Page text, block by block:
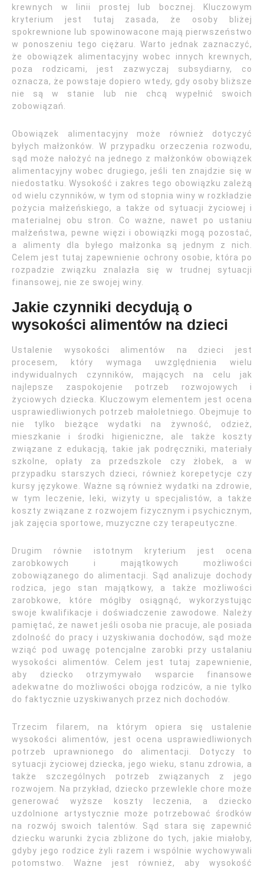
krewnych w linii prostej lub bocznej. Kluczowym
kryterium jest tutaj zasada, że osoby bliżej
spokrewnione lub spowinowacone mają pierwszeństwo
w ponoszeniu tego ciężaru. Warto jednak zaznaczyć,
że obowiązek alimentacyjny wobec innych krewnych,
poza rodzicami, jest zazwyczaj subsydiarny, co
oznacza, że powstaje dopiero wtedy, gdy osoby bliższe
nie są w stanie lub nie chcą wypełnić swoich
zobowiązań.
Obowiązek alimentacyjny może również dotyczyć
byłych małżonków. W przypadku orzeczenia rozwodu,
sąd może nałożyć na jednego z małżonków obowiązek
alimentacyjny wobec drugiego, jeśli ten znajdzie się w
niedostatku. Wysokość i zakres tego obowiązku zależą
od wielu czynników, w tym od stopnia winy w rozkładzie
pożycia małżeńskiego, a także od sytuacji życiowej i
materialnej obu stron. Co ważne, nawet po ustaniu
małżeństwa, pewne więzi i obowiązki mogą pozostać,
a alimenty dla byłego małżonka są jednym z nich.
Celem jest tutaj zapewnienie ochrony osobie, która po
rozpadzie związku znalazła się w trudnej sytuacji
finansowej, nie ze swojej winy.
Jakie czynniki decydują o
wysokości alimentów na dzieci
Ustalenie wysokości alimentów na dzieci jest
procesem, który wymaga uwzględnienia wielu
indywidualnych czynników, mających na celu jak
najlepsze zaspokojenie potrzeb rozwojowych i
życiowych dziecka. Kluczowym elementem jest ocena
usprawiedliwionych potrzeb małoletniego. Obejmuje to
nie tylko bieżące wydatki na żywność, odzież,
mieszkanie i środki higieniczne, ale także koszty
związane z edukacją, takie jak podręczniki, materiały
szkolne, opłaty za przedszkole czy żłobek, a w
przypadku starszych dzieci, również korepetycje czy
kursy językowe. Ważne są również wydatki na zdrowie,
w tym leczenie, leki, wizyty u specjalistów, a także
koszty związane z rozwojem fizycznym i psychicznym,
jak zajęcia sportowe, muzyczne czy terapeutyczne.
Drugim równie istotnym kryterium jest ocena
zarobkowych i majątkowych możliwości
zobowiązanego do alimentacji. Sąd analizuje dochody
rodzica, jego stan majątkowy, a także możliwości
zarobkowe, które mógłby osiągnąć, wykorzystując
swoje kwalifikacje i doświadczenie zawodowe. Należy
pamiętać, że nawet jeśli osoba nie pracuje, ale posiada
zdolność do pracy i uzyskiwania dochodów, sąd może
wziąć pod uwagę potencjalne zarobki przy ustalaniu
wysokości alimentów. Celem jest tutaj zapewnienie,
aby dziecko otrzymywało wsparcie finansowe
adekwatne do możliwości obojga rodziców, a nie tylko
do faktycznie uzyskiwanych przez nich dochodów.
Trzecim filarem, na którym opiera się ustalenie
wysokości alimentów, jest ocena usprawiedliwionych
potrzeb uprawnionego do alimentacji. Dotyczy to
sytuacji życiowej dziecka, jego wieku, stanu zdrowia, a
także szczególnych potrzeb związanych z jego
rozwojem. Na przykład, dziecko przewlekle chore może
generować wyższe koszty leczenia, a dziecko
uzdolnione artystycznie może potrzebować środków
na rozwój swoich talentów. Sąd stara się zapewnić
dziecku warunki życia zbliżone do tych, jakie miałoby,
gdyby jego rodzice żyli razem i wspólnie wychowywali
potomstwo. Ważne jest również, aby wysokość